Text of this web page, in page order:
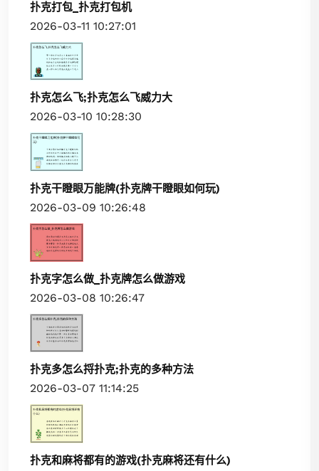
扑克打包_扑克打包机
2026-03-11 10:27:01
扑克怎么飞;扑克怎么飞威力大
2026-03-10 10:28:30
扑克干瞪眼万能牌(扑克牌干瞪眼如何玩)
2026-03-09 10:26:48
扑克字怎么做_扑克牌怎么做游戏
2026-03-08 10:26:47
扑克多怎么捋扑克;扑克的多种方法
2026-03-07 11:14:25
扑克和麻将都有的游戏(扑克麻将还有什么)